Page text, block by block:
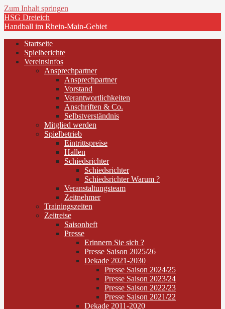
Zum Inhalt springen
HSG Dreieich
Handball im Rhein-Main-Gebiet
Startseite
Spielberichte
Vereinsinfos
Ansprechpartner
Ansprechpartner
Vorstand
Verantwortlichkeiten
Anschriften & Co.
Selbstverständnis
Mitglied werden
Spielbetrieb
Eintrittspreise
Hallen
Schiedsrichter
Schiedsrichter
Schiedsrichter Warum ?
Veranstaltungsteam
Zeitnehmer
Trainingszeiten
Zeitreise
Saisonheft
Presse
Erinnern Sie sich ?
Presse Saison 2025/26
Dekade 2021-2030
Presse Saison 2024/25
Presse Saison 2023/24
Presse Saison 2022/23
Presse Saison 2021/22
Dekade 2011-2020